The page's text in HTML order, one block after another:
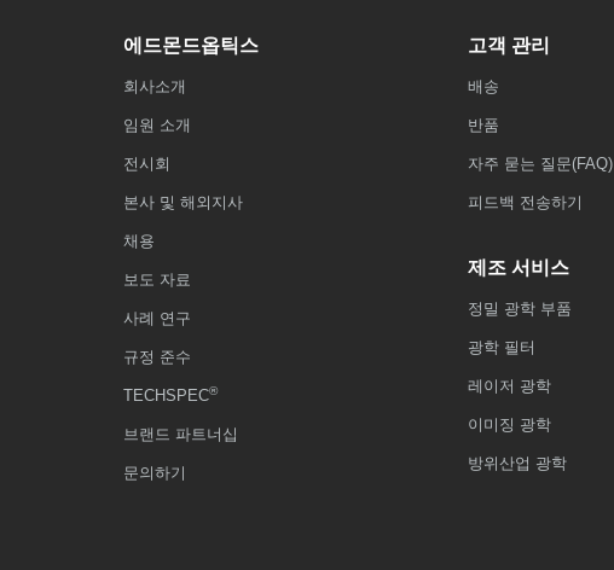
에드몬드옵틱스
회사소개
임원 소개
전시회
본사 및 해외지사
채용
보도 자료
사례 연구
규정 준수
TECHSPEC®
브랜드 파트너십
문의하기
고객 관리
배송
반품
자주 묻는 질문(FAQ)
피드백 전송하기
제조 서비스
정밀 광학 부품
광학 필터
레이저 광학
이미징 광학
방위산업 광학